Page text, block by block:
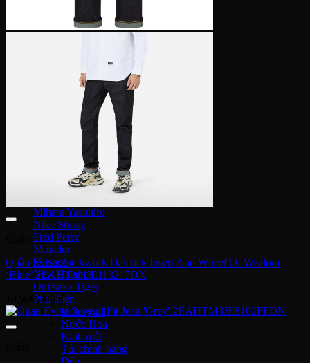
Alexander McQueen
Fear of God
Louis Vuitton
Saint Laurent
Christian Louboutin
Mihara Yasuhiro
Nike Stussy
Fred Perry
Moncler
Versace
New Balance
Onitsuka Tiger
Phụ Kiện
PickleBall
Nước Hoa
Kinh mắt
Túi chính hãng
Quần Evisu Patchwork Daicock Insert And Wheel Of Wisdom
‘Blue’ 2EAHTM4JE113217DN
10,900,000₫